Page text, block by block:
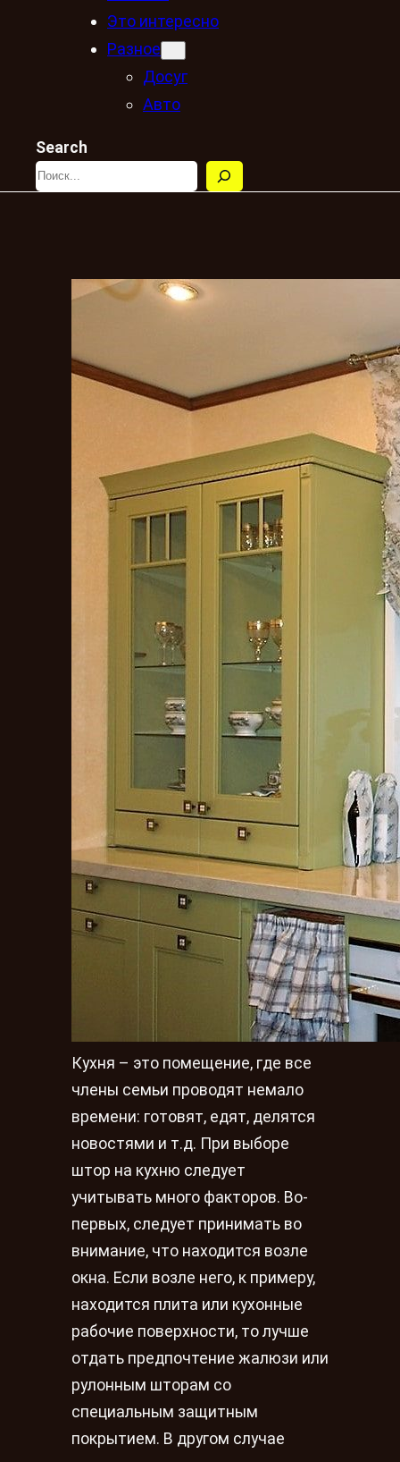
Это интересно
Разное
Досуг
Авто
Search
Кухня – это помещение, где все
члены семьи проводят немало
времени: готовят, едят, делятся
новостями и т.д. При выборе
штор на кухню следует
учитывать много факторов. Во-
первых, следует принимать во
внимание, что находится возле
окна. Если возле него, к примеру,
находится плита или кухонные
рабочие поверхности, то лучше
отдать предпочтение жалюзи или
рулонным шторам со
специальным защитным
покрытием. В другом случае